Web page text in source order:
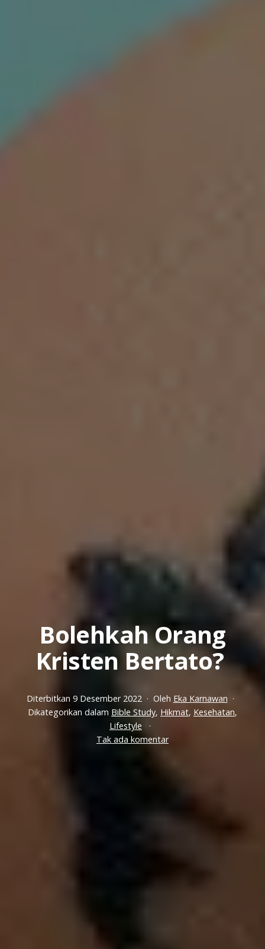
Bolehkah Orang
Kristen Bertato?
Diterbitkan 9 Desember 2022 Oleh Eka Karnawan
Dikategorikan dalam Bible Study, Hikmat, Kesehatan,
Lifestyle
Tak ada komentarpada